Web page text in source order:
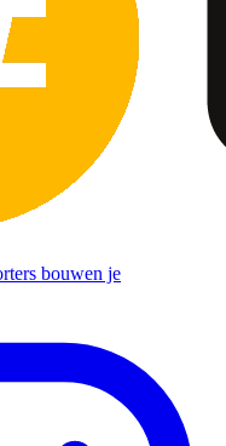
bouwen je